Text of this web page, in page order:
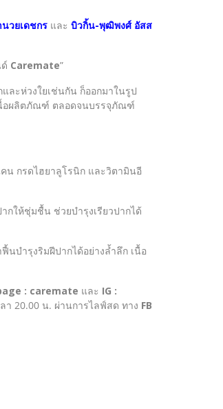
วยเดชกร และ บิวกิ้น-พุฒิพงศ์ อัสส
Caremate”
ละห่วงใยเช่นกัน ก็ออกมาในรูป
นื้อผลิตภัณฑ์ ตลอดจนบรรจุภัณฑ์
น กรดไฮยาลูโรนิก และวิตามินอี
กให้ชุ่มชื้น ช่วยบำรุงเรียวปากได้
นบำรุงริมฝีปากได้อย่างล้ำลึก เนื้อ
: caremate และ IG :
20.00 น. ผ่านการไลฟ์สด ทาง FB